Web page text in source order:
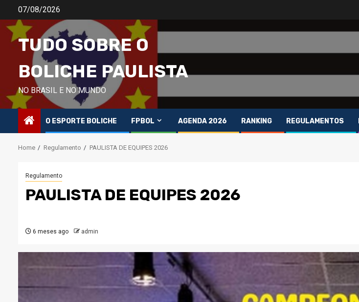
content
07/08/2026
TUDO SOBRE O
BOLICHE PAULISTA
NO BRASIL E NO MUNDO
O ESPORTE BOLICHE FPBOL AGENDA 2026 RANKING REGULAMENTOS
Home Regulamento PAULISTA DE EQUIPES 2026
Regulamento
PAULISTA DE EQUIPES 2026
6 meses ago admin